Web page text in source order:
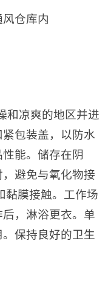
仓库内
和凉爽的地区并进
包装盖，以防水
能。储存在阴
避免与氧化物接
黏膜接触。工作场
，淋浴更衣。单
保持良好的卫生